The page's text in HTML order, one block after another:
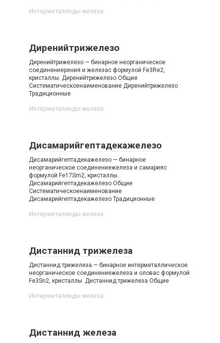
Интерметаллиды железа‎
Диренийтрижелезо
Диренийтрижелезо — бинарное неорганическое
соединениерения и железас формулой Fe3Re2,
кристаллы. Диренийтрижелезо Общие
Систематическоенаименование Диренийтрижелезо
Традиционные
Интерметаллиды железа‎
Дисамарийгептадекажелезо
Дисамарийгептадекажелезо — бинарное
неорганическое соединениежелеза и самарияс
формулой Fe17Sm2, кристаллы.
Дисамарийгептадекажелезо Общие
Систематическоенаименование
Дисамарийгептадекажелезо Традиционные
Интерметаллиды железа‎
Дистаннид трижелеза
Дистаннид трижелеза — бинарное интерметаллическое
неорганическое соединениежелеза и оловас формулой
Fe3Sn2, кристаллы. Дистаннид трижелеза Общие
Интерметаллиды железа‎
Дистаннид железа